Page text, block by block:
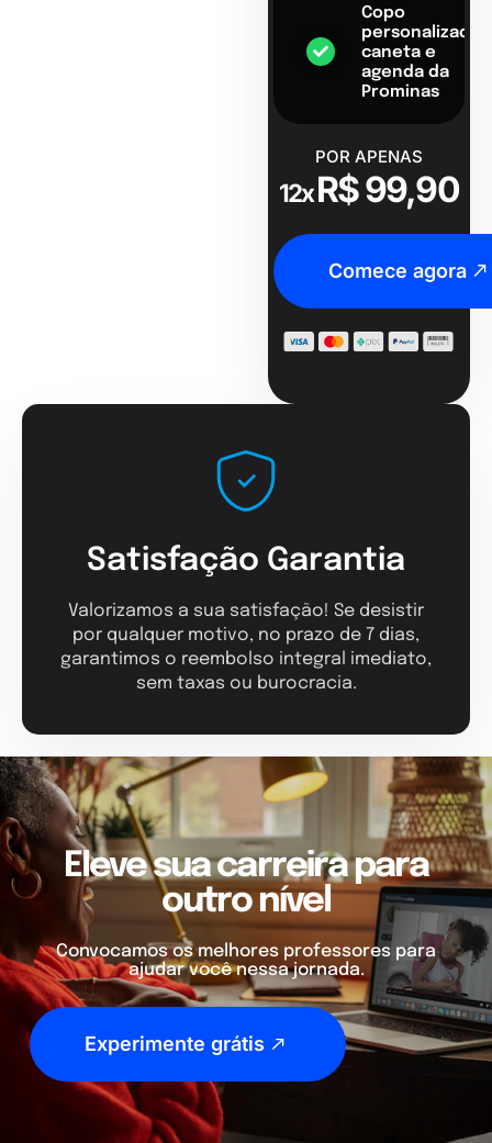
Copo
personalizado,
caneta e
agenda da
Prominas
POR APENAS
12xR$ 99,90
Comece agora
Satisfação Garantia
Valorizamos a sua satisfação! Se desistir
por qualquer motivo, no prazo de 7 dias,
garantimos o reembolso integral imediato,
sem taxas ou burocracia.
Eleve sua carreira para
outro nível
Convocamos os melhores professores para
ajudar você nessa jornada.
Experimente grátis